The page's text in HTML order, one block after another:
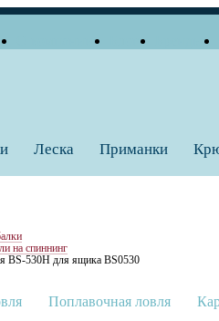
Леска Приманки
на спиннинг
BS-530H для ящика BS0530
Поплавочная ловля